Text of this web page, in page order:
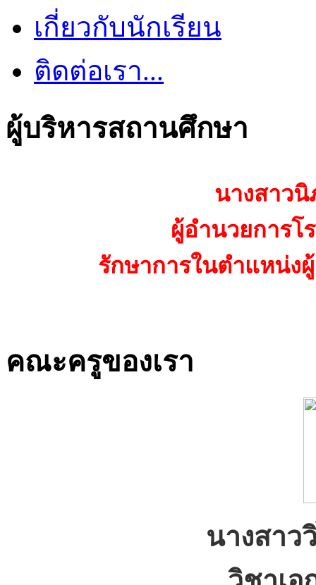
เกี่ยวกับนักเรียน
ติดต่อเรา...
ผู้บริหารสถานศึกษา
นางสาว
ผู้อำนวยการโ
รักษาการในตำแหน่ง
คณะครูของเรา
นางสา